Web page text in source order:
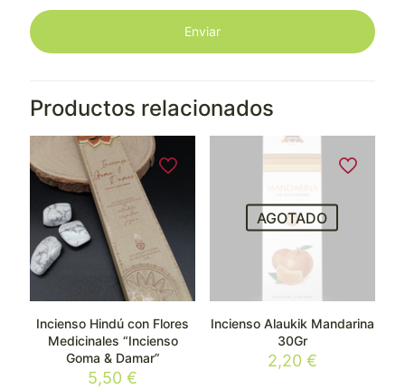
Productos relacionados
Incienso Hindú con Flores
Medicinales “Incienso
Goma & Damar”
5,50€
AGOTADO
Incienso Alaukik Mandarina
30Gr
2,20 €